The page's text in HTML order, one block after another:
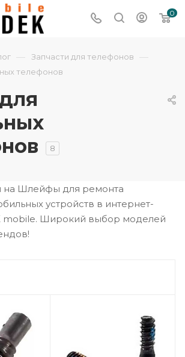
0
— Запчасти для телефонов —
телефонов
8
на Шлейфы для ремонта
устройств в интернет-
mobile. Широкий выбор моделей